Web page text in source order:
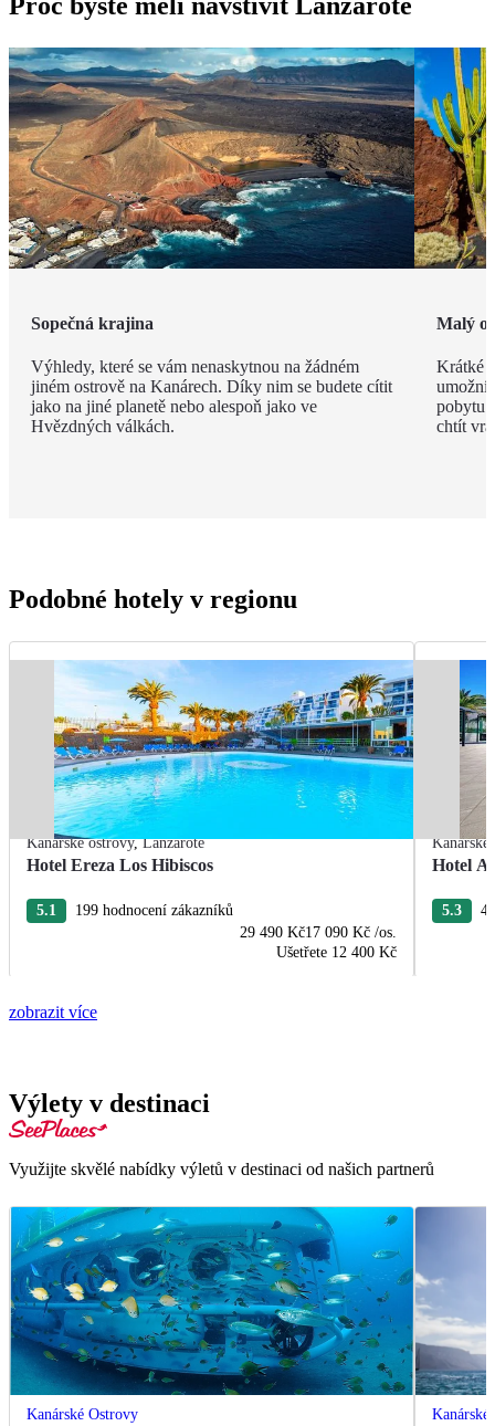
Sopečná krajina
Výhledy, které se vám nenaskytnou na žádném
jiném ostrově na Kanárech. Díky nim se budete cítit
jako na jiné planetě nebo alespoň jako ve
Hvězdných válkách.
Malý
Krátké
umožní
pobytu.
chtít
Podobné hotely v regionu
Kanárské ostrovy,Lanzarote
Hotel Ereza Los Hibiscos
5.1
199 hodnocení zákazníků
29 490 Kč17 090 Kč /os.
Ušetřete 12 400 Kč
Kanárské
Hotel
5.3
zobrazit více
Výlety v destinaci
Využijte skvělé nabídky výletů v destinaci od našich partnerů
Kanárské Ostrovy